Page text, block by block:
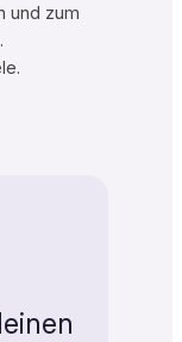
und zum